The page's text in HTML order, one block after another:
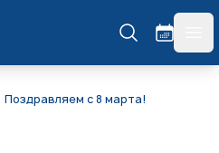
Поздравляем с 8 марта!